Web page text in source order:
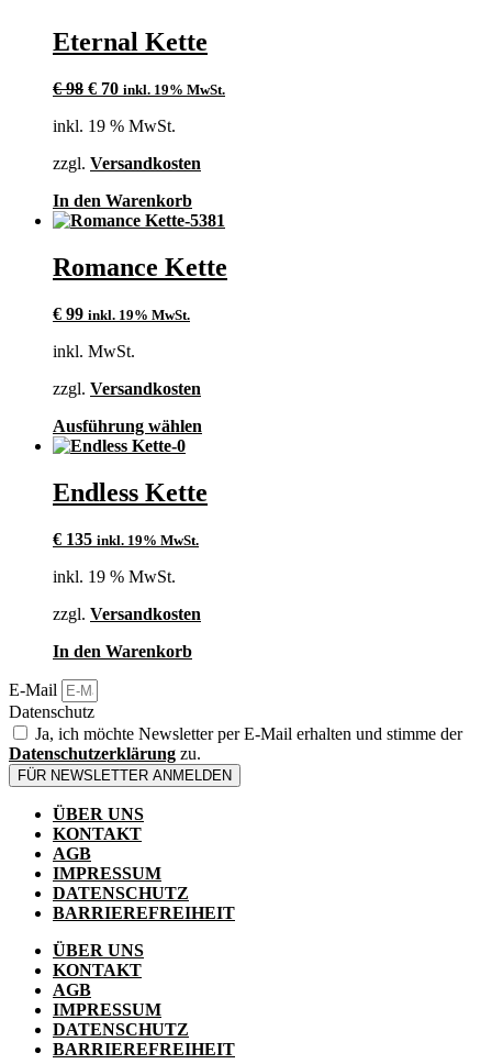
Eternal Kette
€98 Ursprünglicher
war:
€ 70Aktueller
ist:
inkl. 19% MwSt.
inkl. 19 % MwSt.
zzgl. Versandkosten
In den Warenkorb
Romance Kette
€ 99 inkl. 19% MwSt.
inkl. MwSt.
zzgl. Versandkosten
Ausführung wählen
Varianten
Endless Kette
€ 135 inkl. 19% MwSt.
inkl. 19 % MwSt.
zzgl. Versandkosten
In den Warenkorb
E-Mail
Datenschutz
Ja, ich möchte Newsletter per E-Mail erhalten und stimme der
Datenschutzerklärung zu.
FÜR NEWSLETTER ANMELDEN
ÜBER UNS
KONTAKT
AGB
IMPRESSUM
DATENSCHUTZ
BARRIEREFREIHEIT
ÜBER UNS
KONTAKT
AGB
IMPRESSUM
DATENSCHUTZ
BARRIEREFREIHEIT